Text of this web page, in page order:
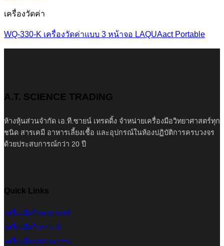
เครื่องวัดค่า
WQ-330-K เครื่องวัดค่าแบบ 3 หน้าจอ LAQUAact Portable
A.T. SCIENCE TRADING
ห้างหุ้นส่วนจำกัด เอ.ที.ซายน์ เทรดดิ้ง จำหน่ายเครื่องมือวิทยาศาสตร์ทุก
ชนิด สารเคมี อาหารเลี้ยงเชื้อ และอุปกรณ์ในห้องปฏิบัติการครบวงจร
ด้วยประสบการณ์กว่า 20 ปี
Quick Links
เครื่องมือวิทยาศาสตร์
เครื่องมือวิเคราะห์
เครื่องมืออุตสาหกรรม